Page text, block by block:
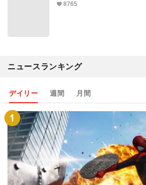
8765
ニュースランキング
デイリー 週間 月間